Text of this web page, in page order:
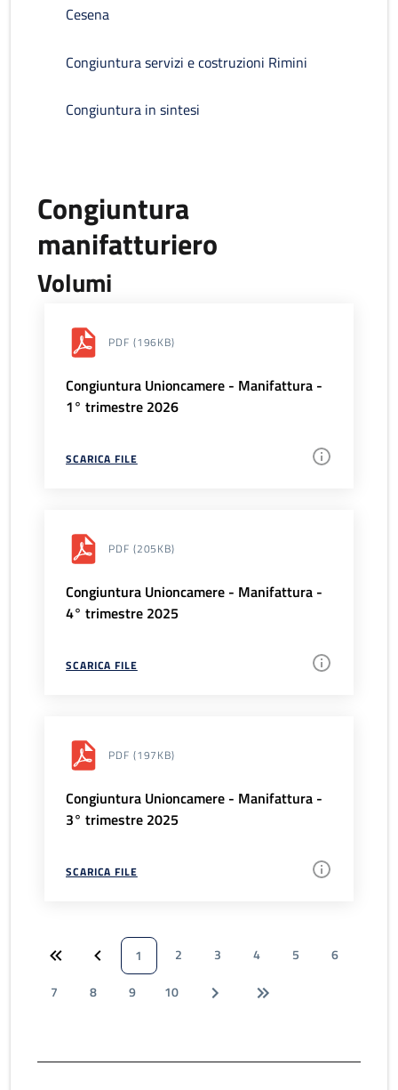
Cesena
Congiuntura servizi e costruzioni Rimini
Congiuntura in sintesi
Congiuntura
manifatturiero
Volumi
PDF (196KB)
Congiuntura Unioncamere - Manifattura -
1° trimestre 2026
SCARICA FILE
PDF (205KB)
Congiuntura Unioncamere - Manifattura -
4° trimestre 2025
SCARICA FILE
PDF (197KB)
Congiuntura Unioncamere - Manifattura -
3° trimestre 2025
SCARICA FILE
1 2 3 4 5
6
7
8 9 10